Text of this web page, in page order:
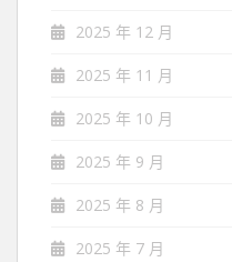
2025 年 12 月
2025 年 11 月
2025 年 10 月
2025 年 9 月
2025 年 8 月
2025 年 7 月